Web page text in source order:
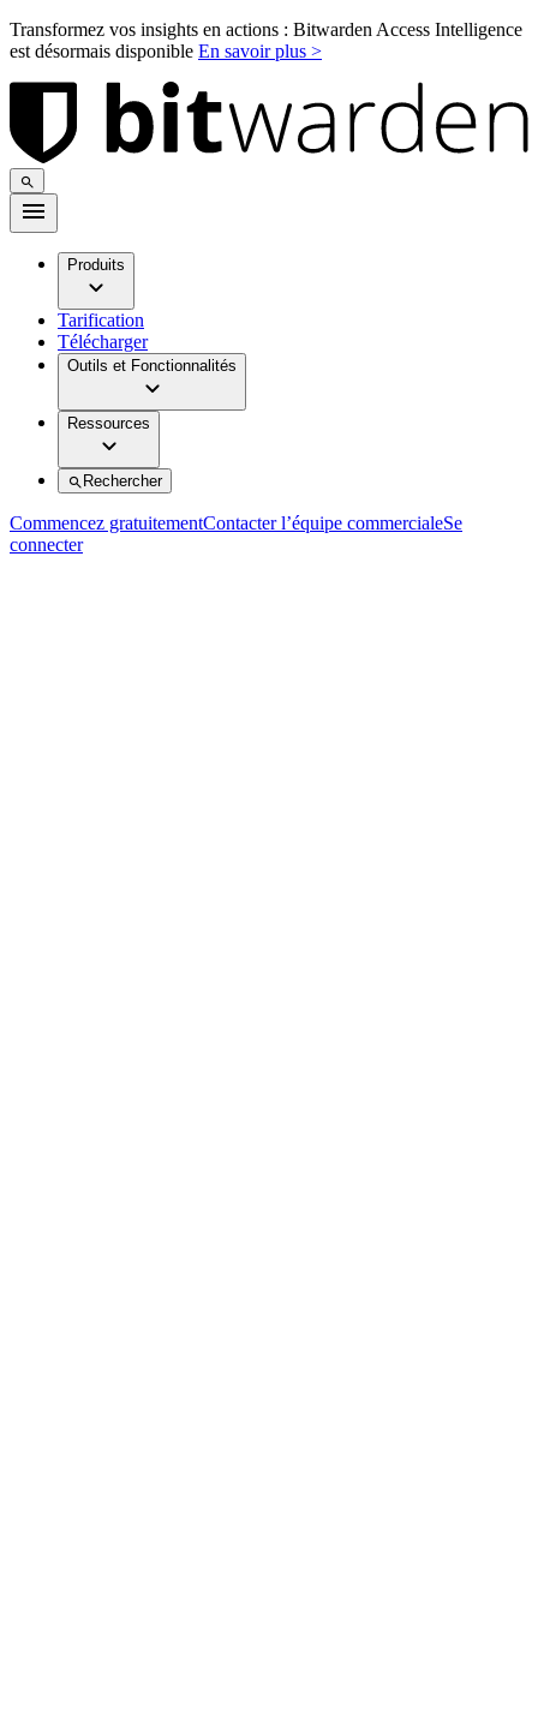
Transformez vos insights en actions : Bitwarden Access Intelligence
est désormais disponible En savoir plus >
Produits
Tarification
Télécharger
Outils et Fonctionnalités
Ressources
Rechercher
Commencez gratuitementContacter l’équipe commercialeSe
connecter